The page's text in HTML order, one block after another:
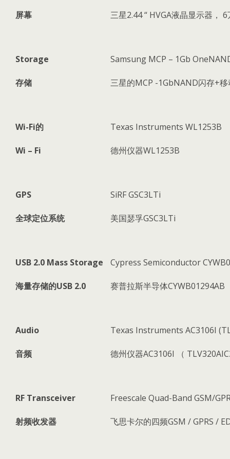
屏幕 三星2.44 “ HVGA液晶显示器，
Storage Samsung MCP – 1Gb
存储 三星的MCP -1GbNAND闪存+移
Wi-Fi的 Texas Instruments WL1253B
Wi – Fi 德州仪器WL1253B
GPS SiRF GSC3LTi
全球定位系统 美国瑟孚GSC3LTi
USB 2.0 Mass Storage Cypress Semiconductor
海量存储的USB 2.0 赛普拉斯半导体CYWB01294AB
Audio Texas Instruments AC3106I
音频 德州仪器AC3106I （
RF Transceiver Freescale Quad-Band GSM/
射频收发器 飞思卡尔的四频GSM / GPRS /